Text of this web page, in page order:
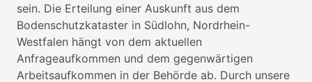
sein. Die Erteilung einer Auskunft aus dem
Bodenschutzkataster in Südlohn, Nordrhein-
Westfalen hängt von dem aktuellen
Anfrageaufkommen und dem gegenwärtigen
Arbeitsaufkommen in der Behörde ab. Durch unsere